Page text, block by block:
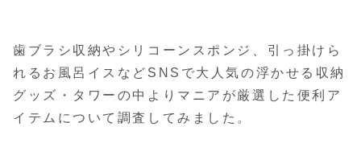
歯ブラシ収納やシリコーンスポンジ、引っ掛けら
れるお風呂イスなどSNSで大人気の浮かせる収納
グッズ・タワーの中よりマニアが厳選した便利ア
イテムについて調査してみました。